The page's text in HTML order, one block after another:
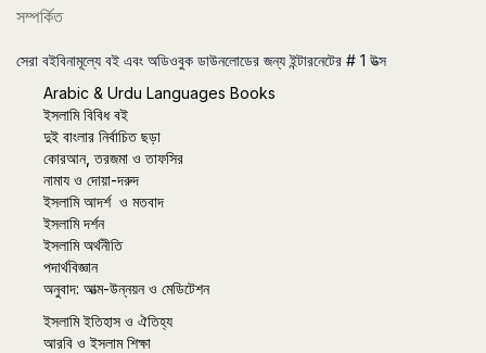
সম্পর্কিত
সেরা বইবিনামূল্যে বই এবং অডিওবুক ডাউনলোডের জন্য ইন্টারনেটের # 1 উত্স
Arabic & Urdu Languages Books
ইসলামি বিবিধ বই
দুই বাংলার নির্বাচিত ছড়া
কোরআন, তরজমা ও তাফসির
নামায ও দোয়া-দরুদ
ইসলামি আদর্শ ও মতবাদ
ইসলামি দর্শন
ইসলামি অর্থনীতি
পদার্থবিজ্ঞান
অনুবাদ: আত্ম-উন্নয়ন ও মেডিটেশন
ইসলামি ইতিহাস ও ঐতিহ্য
আরবি ও ইসলাম শিক্ষা